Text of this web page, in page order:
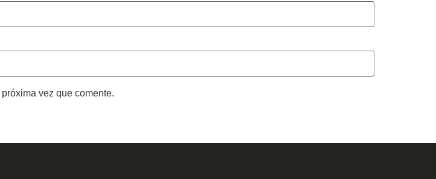
vez que comente.